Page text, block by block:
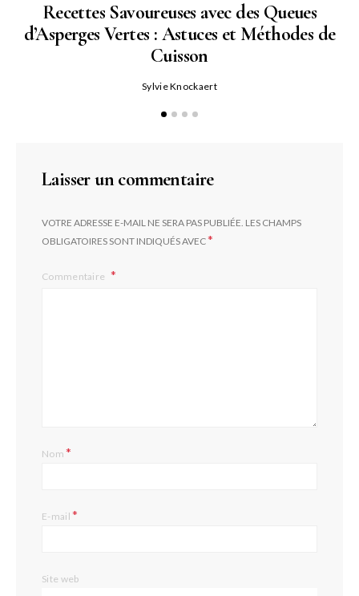
Recettes Savoureuses avec des Queues
d’Asperges Vertes : Astuces et Méthodes de
Cuisson
Sylvie Knockaert
Laisser un commentaire
VOTRE ADRESSE E-MAIL NE SERA PAS PUBLIÉE. LES CHAMPS
OBLIGATOIRES SONT INDIQUÉS AVEC*
Commentaire
Nom*
E-mail*
Site web